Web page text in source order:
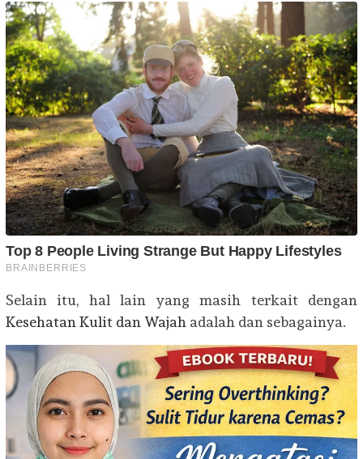
Selain itu, hal lain yang masih terkait dengan
Kesehatan Kulit dan Wajah adalah dan sebagainya.